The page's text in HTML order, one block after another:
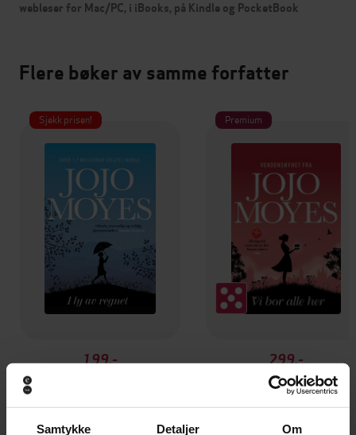
Samtykke Detaljer Om
webleser for Mac/PC, i iBooks, på Kindle og PocketBook
Flere bøker av samme forfatter
Sjekk prisen!
199,-
Premium
299,-
Vi bor alle her
Jojo Moyes